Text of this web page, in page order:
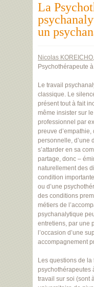
La
un
Nicolas KOREICHO
Psychothérapeute
Le travail
classique. Le
présent tout à fait
même insister sur
professionnel par
preuve d’empathie,
personnelle, d’une
s’attarder en sa
partage, donc –
naturellement des
condition
ou d’une
des conditions
métiers de
psychanalytique
entretiens, par une
l’occasion d’une
accompagnement
Les questions de
psychothérapeutes
travail sur soi (sont